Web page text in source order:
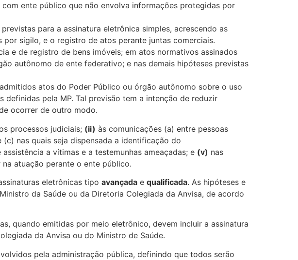
ente público que não envolva informações protegidas por
para a assinatura eletrônica simples, acrescendo as
sigilo, e o registro de atos perante juntas comerciais.
e de registro de bens imóveis; em atos normativos assinados
autônomo de ente federativo; e nas demais hipóteses previstas
atos do Poder Público ou órgão autônomo sobre o uso
pela MP. Tal previsão tem a intenção de reduzir
ocorrer de outro modo.
processos judiciais; (ii) às comunicações (a) entre pessoas
nas quais seja dispensada a identificação do
a vítimas e a testemunhas ameaçadas; e (v) nas
atuação perante o ente público.
eletrônicas tipo avançada e qualificada. As hipóteses e
da Saúde ou da Diretoria Colegiada da Anvisa, de acordo
quando emitidas por meio eletrônico, devem incluir a assinatura
da Anvisa ou do Ministro de Saúde.
pela administração pública, definindo que todos serão